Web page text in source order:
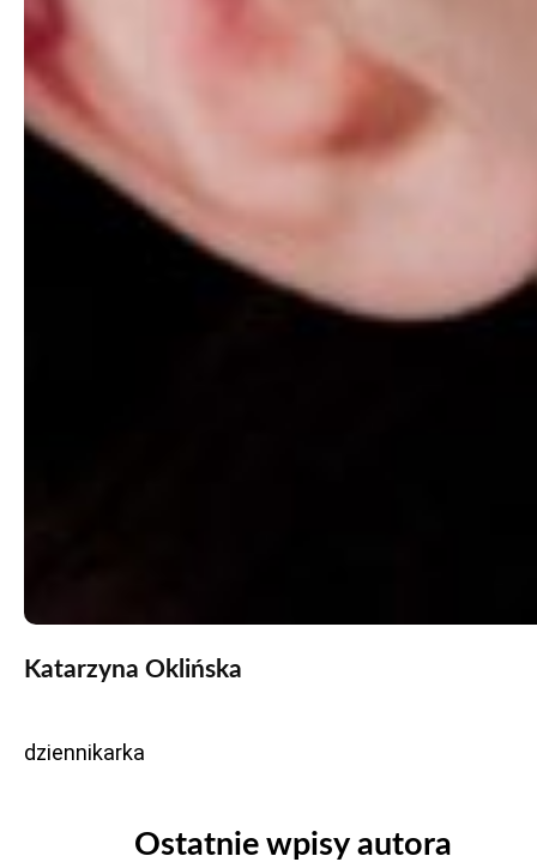
Katarzyna Oklińska
dziennikarka
Ostatnie wpisy autora